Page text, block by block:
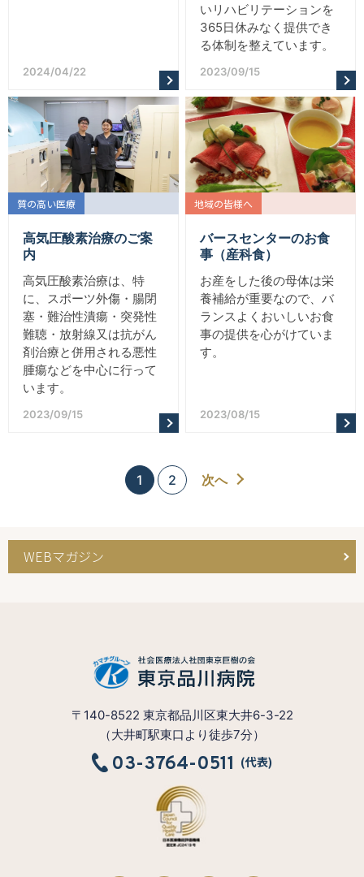
2024/04/22
いリハビリテーションを
365日休みなく提供でき
る体制を整えています。
2023/09/15
質の高い医療
高気圧酸素治療のご案
内
高気圧酸素治療は、特
に、スポーツ外傷・腸閉
塞・難治性潰瘍・突発性
難聴・放射線又は抗がん
剤治療と併用される悪性
腫瘍などを中心に行って
います。
2023/09/15
地域の皆様へ
バースセンターのお食
事（産科食）
お産をした後の母体は栄
養補給が重要なので、バ
ランスよくおいしいお食
事の提供を心がけていま
す。
2023/08/15
1 2 次へ
WEBマガジン
〒140-8522 東京都品川区東大井6-3-22
（大井町駅東口より徒歩7分）
03-3764-0511 (代表)